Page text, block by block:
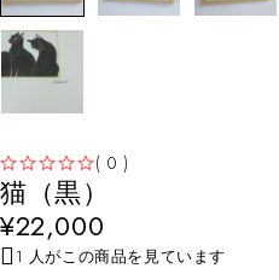
( 0 )
猫（黒）
¥22,000
1 人がこの商品を見ています